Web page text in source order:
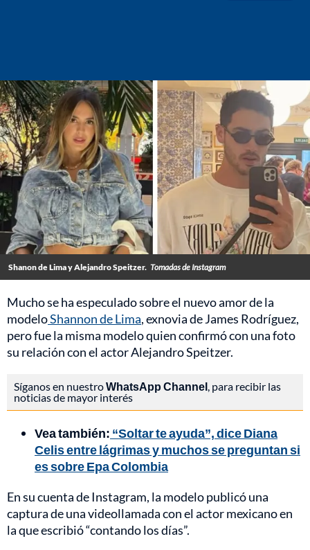
Shanon de Lima y Alejandro Speitzer. Tomadas de Instagram
Mucho se ha especulado sobre el nuevo amor de la
modeloShannon de Lima, exnovia de James Rodríguez,
pero fue la misma modelo quien confirmó con una foto
su relación con el actor Alejandro Speitzer.
Síganos en nuestroWhatsApp Channel, para recibir las
noticias de mayor interés
Vea también: “Soltar te ayuda”, dice Diana
Celis entre lágrimas y muchos se preguntan si
es sobre Epa Colombia
En su cuenta de Instagram, la modelo publicó una
captura de una videollamada con el actor mexicano en
la que escribió “contando los días”.